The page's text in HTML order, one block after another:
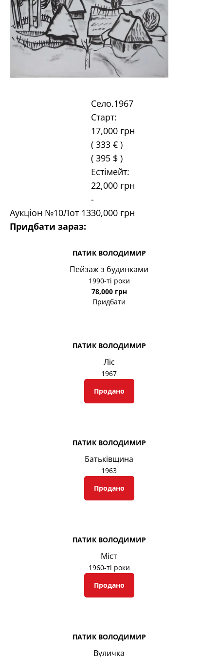
Аукціон №10Лот 13
Село.1967
Старт:
17,000 грн
( 333 € )
( 395 $ )
Естімейт:
22,000 грн
-
30,000 грн
Придбати зараз:
ПАТИК ВОЛОДИМИР
Пейзаж з будинками
1990-ті роки
78,000 грн
Придбати
ПАТИК ВОЛОДИМИР
Ліс
1967
Продано
ПАТИК ВОЛОДИМИР
Батьківщина
1963
Продано
ПАТИК ВОЛОДИМИР
Міст
1960-ті роки
Продано
ПАТИК ВОЛОДИМИР
Вуличка